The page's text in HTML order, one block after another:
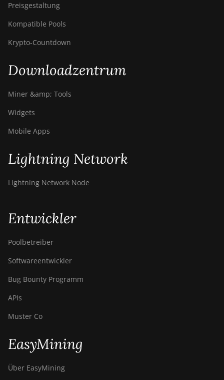
Preisgestaltung
Kompatible Pools
Krypto-Countdown
Downloadzentrum
Miner &amp; Tools
Widgets
Mobile Apps
Lightning Network
Lightning Network Node
Entwickler
Poolbetreiber
Softwareentwickler
Bug Bounty Programm
APIs
Muster Co
EasyMining
Über EasyMining